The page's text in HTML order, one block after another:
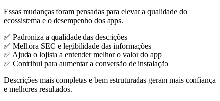
Essas mudanças foram pensadas para elevar a qualidade do
ecossistema e o desempenho dos apps.
✅ Padroniza a qualidade das descrições
✅ Melhora SEO e legibilidade das informações
✅ Ajuda o lojista a entender melhor o valor do app
✅ Contribui para aumentar a conversão de instalação
Descrições mais completas e bem estruturadas geram mais confiança
e melhores resultados.